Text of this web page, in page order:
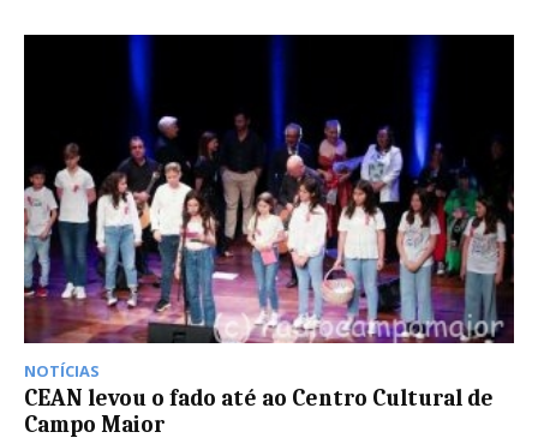
NOTÍCIAS
CEAN levou o fado até ao Centro Cultural de
Campo Maior